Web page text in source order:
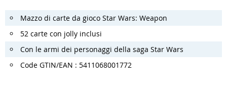
Mazzo di carte da gioco Star Wars: Weapon
52 carte con jolly inclusi
Con le armi dei personaggi della saga Star Wars
Code GTIN/EAN : 5411068001772